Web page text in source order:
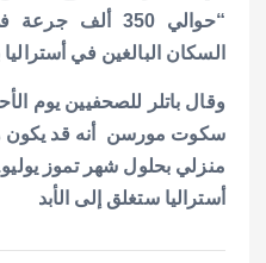
“حوالي 350
السكان البالغين في أستراليا
وقال باتلر للصحفيين يوم
سكوت مورسن أنه قد
منزلي بحلول شهر تموز
أستراليا ستغلق إلى الأبد